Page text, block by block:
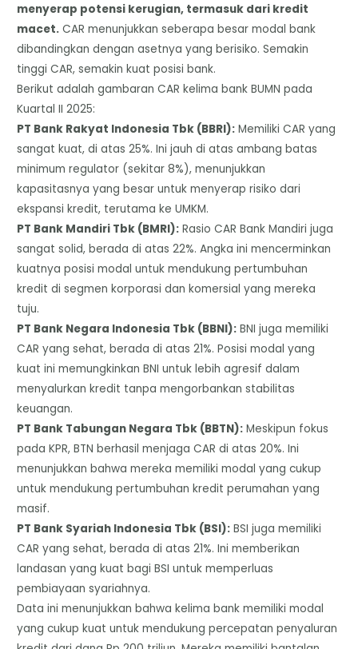
menyerap potensi kerugian, termasuk dari kredit
macet. CAR menunjukkan seberapa besar modal bank
dibandingkan dengan asetnya yang berisiko. Semakin
tinggi CAR, semakin kuat posisi bank.
​Berikut adalah gambaran CAR kelima bank BUMN pada
Kuartal II 2025:
​PT Bank Rakyat Indonesia Tbk (BBRI): Memiliki CAR yang
sangat kuat, di atas 25%. Ini jauh di atas ambang batas
minimum regulator (sekitar 8%), menunjukkan
kapasitasnya yang besar untuk menyerap risiko dari
ekspansi kredit, terutama ke UMKM.
​PT Bank Mandiri Tbk (BMRI): Rasio CAR Bank Mandiri juga
sangat solid, berada di atas 22%. Angka ini mencerminkan
kuatnya posisi modal untuk mendukung pertumbuhan
kredit di segmen korporasi dan komersial yang mereka
tuju.
​PT Bank Negara Indonesia Tbk (BBNI): BNI juga memiliki
CAR yang sehat, berada di atas 21%. Posisi modal yang
kuat ini memungkinkan BNI untuk lebih agresif dalam
menyalurkan kredit tanpa mengorbankan stabilitas
keuangan.
​PT Bank Tabungan Negara Tbk (BBTN): Meskipun fokus
pada KPR, BTN berhasil menjaga CAR di atas 20%. Ini
menunjukkan bahwa mereka memiliki modal yang cukup
untuk mendukung pertumbuhan kredit perumahan yang
masif.
​PT Bank Syariah Indonesia Tbk (BSI): BSI juga memiliki
CAR yang sehat, berada di atas 21%. Ini memberikan
landasan yang kuat bagi BSI untuk memperluas
pembiayaan syariahnya.
​Data ini menunjukkan bahwa kelima bank memiliki modal
yang cukup kuat untuk mendukung percepatan penyaluran